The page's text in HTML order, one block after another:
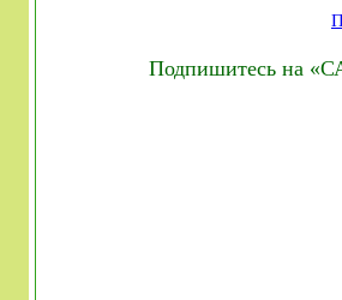
Подпишитесь на